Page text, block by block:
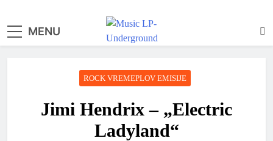
MENU
ROCK VREMEPLOV EMISIJE
Jimi Hendrix – „Electric
Ladyland“